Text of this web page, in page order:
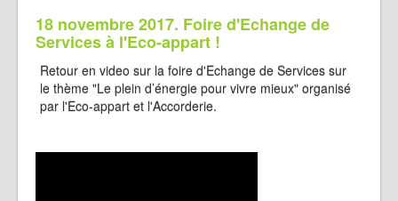
18 novembre 2017. Foire d'Echange de
Services à l'Eco-appart !
Retour en video sur la foire d'Echange de Services sur
le thème "Le plein d’énergie pour vivre mieux" organisé
par l'Eco-appart et l'Accorderie.